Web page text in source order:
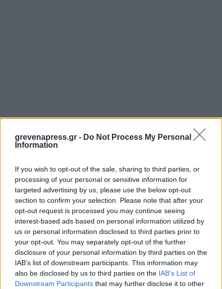
grevenapress.gr - Do Not Process My Personal
Information
If you wish to opt-out of the sale, sharing to third parties, or
processing of your personal or sensitive information for
targeted advertising by us, please use the below opt-out
section to confirm your selection. Please note that after your
opt-out request is processed you may continue seeing
interest-based ads based on personal information utilized by
us or personal information disclosed to third parties prior to
your opt-out. You may separately opt-out of the further
disclosure of your personal information by third parties on the
IAB’s list of downstream participants. This information may
also be disclosed by us to third parties on the IAB’s List of
Downstream Participants that may further disclose it to other